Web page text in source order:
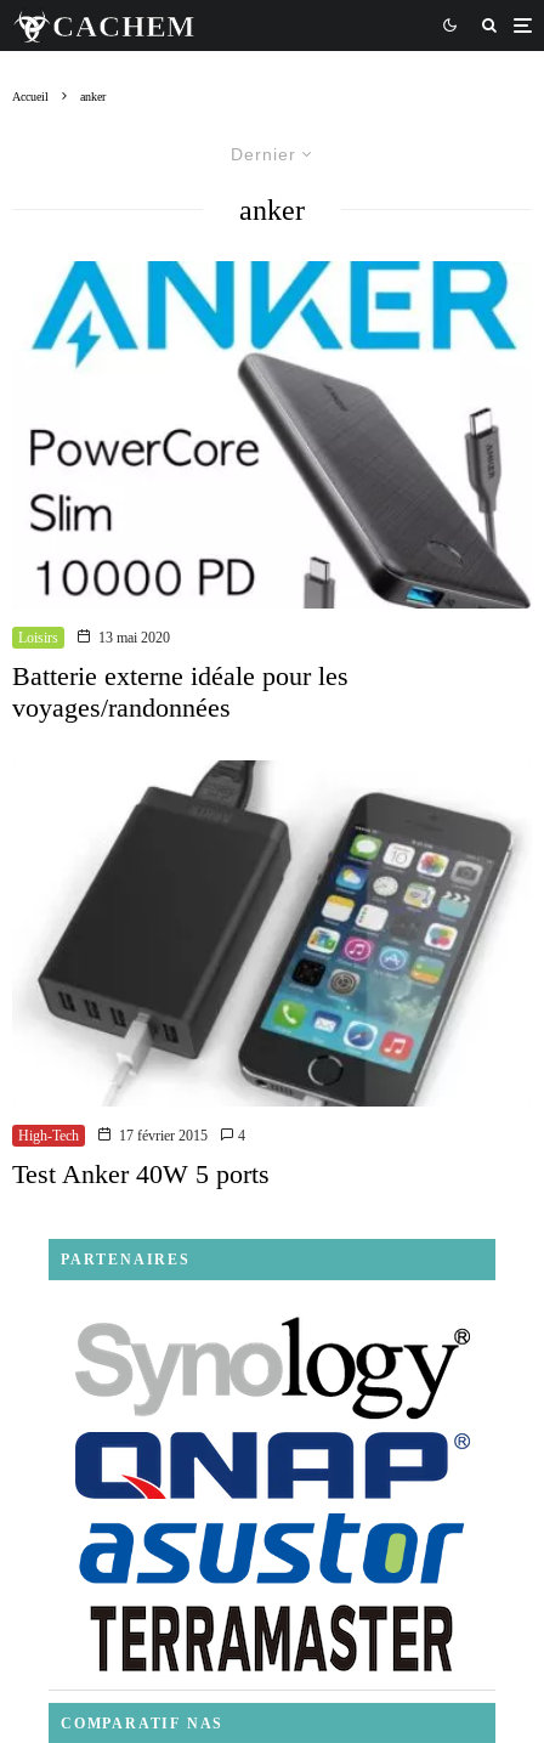
Accueil anker
Dernier
anker
Loisirs 13 mai 2020
Batterie externe idéale pour les
voyages/randonnées
High-Tech 17 février 2015 4
Test Anker 40W 5 ports
PARTENAIRES
COMPARATIF NAS